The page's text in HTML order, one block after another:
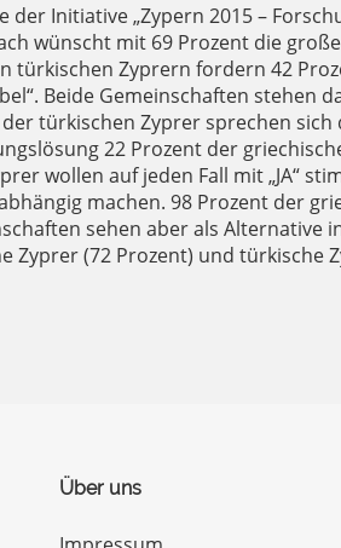
Initiative „Zypern 2015 –
wünscht mit 69 Prozent die
türkischen Zyprern fordern 42
Beide Gemeinschaften stehen
türkischen Zyprer sprechen sich
22 Prozent der
wollen auf jeden Fall mit „JA“
machen. 98 Prozent der
sehen aber als Alternative
(72 Prozent) und türkische
Über uns